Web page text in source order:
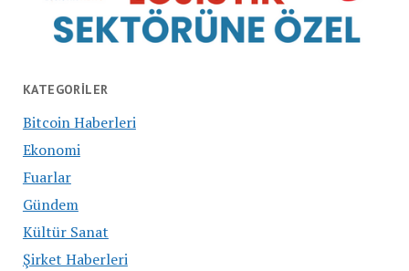
KATEGORILER
Bitcoin Haberleri
Ekonomi
Fuarlar
Gündem
Kültür Sanat
Şirket Haberleri